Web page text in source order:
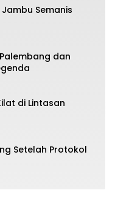
Semanis
Palembang dan
di Lintasan
Setelah Protokol